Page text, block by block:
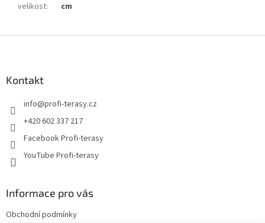
velikost: cm
Kontakt
info@profi-terasy.cz
+420 602 337 217
Facebook Profi-terasy
YouTube Profi-terasy
Informace pro vás
Obchodní podmínky